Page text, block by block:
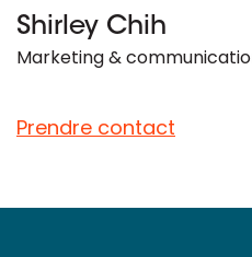
Shirley Chih
Marketing &
Prendre contact